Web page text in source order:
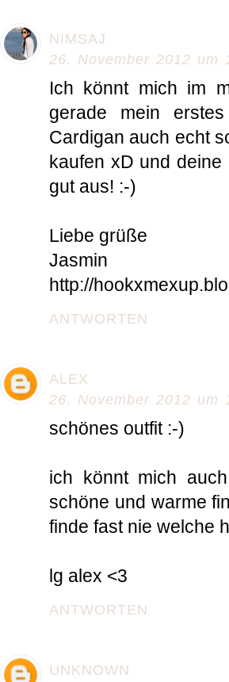
NIMSAJ
26. November 2012 um
Ich könnt mich im
gerade mein
Cardigan auch echt
kaufen xD und
gut aus! :-)
Liebe grüße
Jasmin
http://
ANTWORTEN
ALEX
26. November 2012 um
schönes outfit :-)
ich könnt mich
schöne und warme
finde fast nie welche
lg alex <3
ANTWORTEN
UNKNOWN